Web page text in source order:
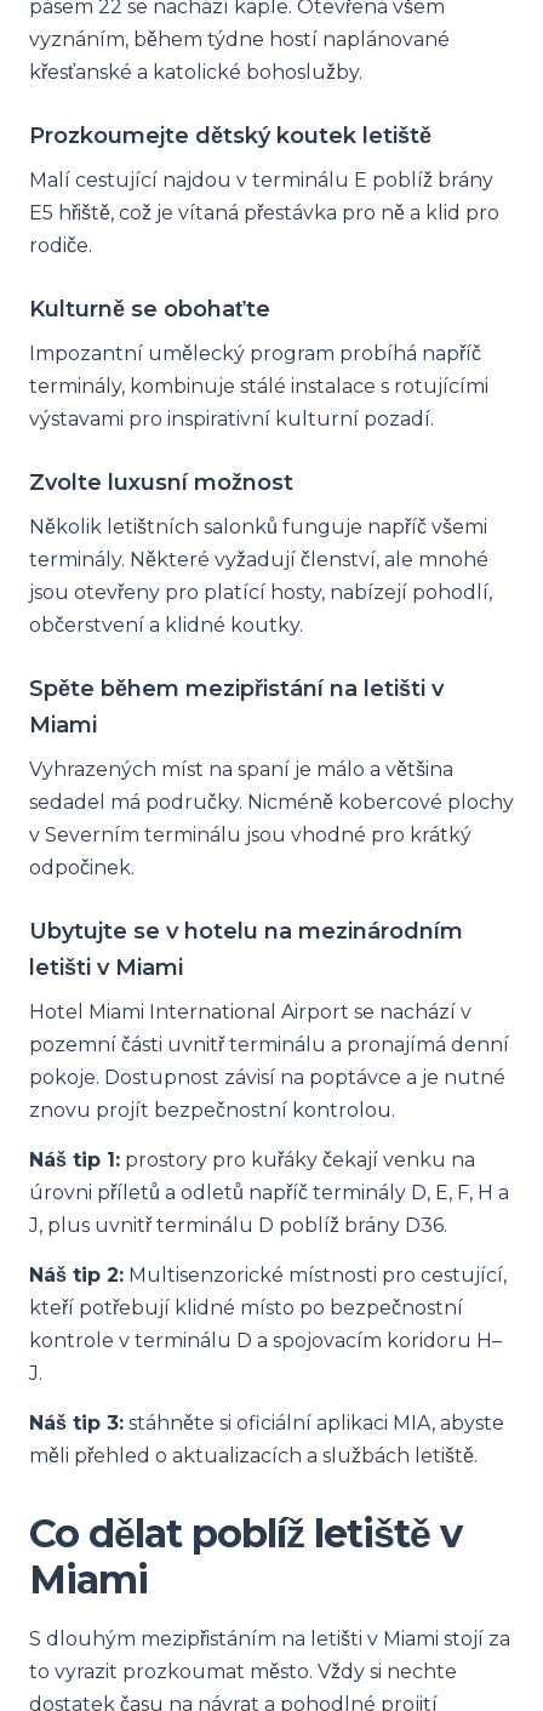
pásem 22 se nachází kaple. Otevřená všem
vyznáním, během týdne hostí naplánované
křesťanské a katolické bohoslužby.
Prozkoumejte dětský koutek letiště
Malí cestující najdou v terminálu E poblíž brány
E5 hřiště, což je vítaná přestávka pro ně a klid pro
rodiče.
Kulturně se obohaťte
Impozantní umělecký program probíhá napříč
terminály, kombinuje stálé instalace s rotujícími
výstavami pro inspirativní kulturní pozadí.
Zvolte luxusní možnost
Několik letištních salonků funguje napříč všemi
terminály. Některé vyžadují členství, ale mnohé
jsou otevřeny pro platící hosty, nabízejí pohodlí,
občerstvení a klidné koutky.
Spěte během mezipřistání na letišti v
Miami
Vyhrazených míst na spaní je málo a většina
sedadel má područky. Nicméně kobercové plochy
v Severním terminálu jsou vhodné pro krátký
odpočinek.
Ubytujte se v hotelu na mezinárodním
letišti v Miami
Hotel Miami International Airport se nachází v
pozemní části uvnitř terminálu a pronajímá denní
pokoje. Dostupnost závisí na poptávce a je nutné
znovu projít bezpečnostní kontrolou.
Náš tip 1: prostory pro kuřáky čekají venku na
úrovni příletů a odletů napříč terminály D, E, F, H a
J, plus uvnitř terminálu D poblíž brány D36.
Náš tip 2: Multisenzorické místnosti pro cestující,
kteří potřebují klidné místo po bezpečnostní
kontrole v terminálu D a spojovacím koridoru H–
J.
Náš tip 3: stáhněte si oficiální aplikaci MIA, abyste
měli přehled o aktualizacích a službách letiště.
Co dělat poblíž letiště v
Miami
S dlouhým mezipřistáním na letišti v Miami stojí za
to vyrazit prozkoumat město. Vždy si nechte
dostatek času na návrat a pohodlné projití